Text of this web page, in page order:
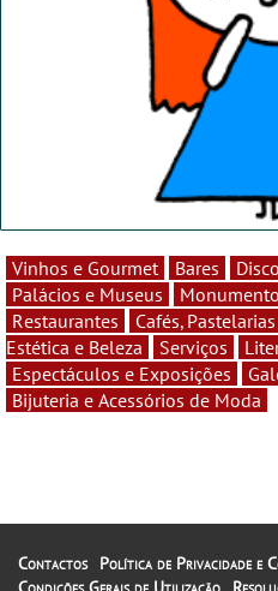
Vinhos e Gourmet Bares
Palácios e Museus
Restaurantes
Cafés,
Estética e Beleza
Serviços
Espectáculos e Exposições
Bijuteria e Acessórios de Moda
Contactos
Política de Privacidade e